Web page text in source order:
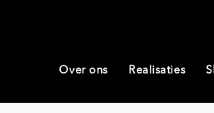
Over ons Realisaties